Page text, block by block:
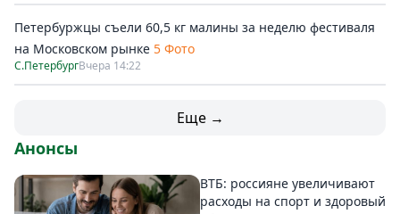
Петербуржцы съели 60,5 кг малины за неделю фестиваля
на Московском рынке 5 Фото
С.ПетербургВчера 14:22
Еще →
Анонсы
ВТБ: россияне увеличивают
расходы на спорт и здоровый